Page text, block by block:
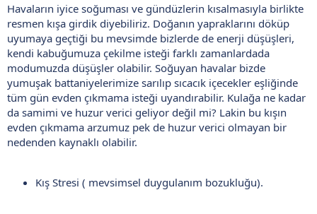
ş
l
a
t
t
a
r
i
h
Havaların iyice soğuması ve gündüzlerin kısalmasıyla birlikte
resmen kışa girdik diyebiliriz. Doğanın yapraklarını döküp
uyumaya geçtiği bu mevsimde bizlerde de enerji düşüşleri,
kendi kabuğumuza çekilme isteği farklı zamanlardada
modumuzda düşüşler olabilir. Soğuyan havalar bizde
yumuşak battaniyelerimize sarılıp sıcacık içecekler eşliğinde
tüm gün evden çıkmama isteği uyandırabilir. Kulağa ne kadar
da samimi ve huzur verici geliyor değil mi? Lakin bu kışın
evden çıkmama arzumuz pek de huzur verici olmayan bir
nedenden kaynaklı olabilir.
Kış Stresi ( mevsimsel duygulanım bozukluğu).